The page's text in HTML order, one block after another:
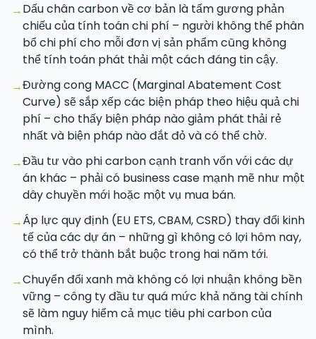
→Dấu chân carbon về cơ bản là tấm gương phản
chiếu của tính toán chi phí – người không thể phân
bổ chi phí cho mỗi đơn vị sản phẩm cũng không
thể tính toán phát thải một cách đáng tin cậy.
→Đường cong MACC (Marginal Abatement Cost
Curve) sẽ sắp xếp các biện pháp theo hiệu quả chi
phí – cho thấy biện pháp nào giảm phát thải rẻ
nhất và biện pháp nào đắt đỏ và có thể chờ.
→Đầu tư vào phi carbon cạnh tranh vốn với các dự
án khác – phải có business case mạnh mẽ như một
dây chuyền mới hoặc một vụ mua bán.
→Áp lực quy định (EU ETS, CBAM, CSRD) thay đổi kinh
tế của các dự án – những gì không có lợi hôm nay,
có thể trở thành bắt buộc trong hai năm tới.
→Chuyển đổi xanh mà không có lợi nhuận không bền
vững – công ty đầu tư quá mức khả năng tài chính
sẽ làm nguy hiểm cả mục tiêu phi carbon của
mình.